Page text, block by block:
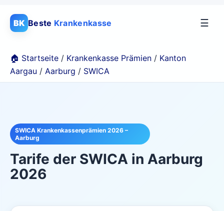
BK Beste Krankenkasse ☰
🏠 Startseite / Krankenkasse Prämien / Kanton
Aargau / Aarburg / SWICA
SWICA Krankenkassenprämien 2026 –
Aarburg
Tarife der SWICA in Aarburg
2026